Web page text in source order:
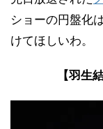
ショーの円盤化
けてほしいわ。
【羽生